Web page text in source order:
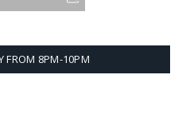
FROM 8PM-10PM